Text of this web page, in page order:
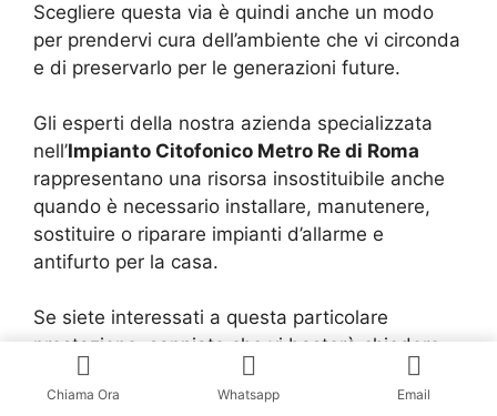
Scegliere questa via è quindi anche un modo
per prendervi cura dell’ambiente che vi circonda
e di preservarlo per le generazioni future.
Gli esperti della nostra azienda specializzata
nell’Impianto Citofonico Metro Re di Roma
rappresentano una risorsa insostituibile anche
quando è necessario installare, manutenere,
sostituire o riparare impianti d’allarme e
antifurto per la casa.
Se siete interessati a questa particolare
prestazione, sappiate che vi basterà chiedere
un preventivo gratuito e senza impegno alla
nostra ditta in modo tale che potrete farvi
Chiama Ora Whatsapp Email